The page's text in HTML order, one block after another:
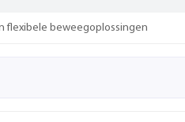
flexibele beweegoplossingen